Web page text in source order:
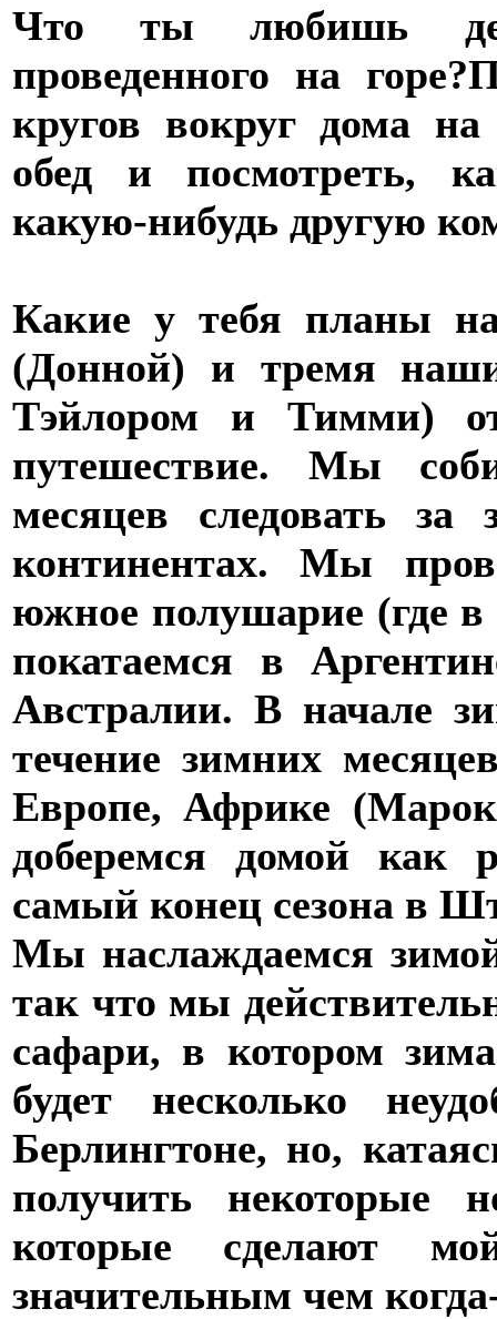
Что ты любишь
проведенного на горе?
кругов вокруг дома
обед и посмотреть,
какую-нибудь другую
Какие у тебя планы на
(Донной) и тремя
Тэйлором и Тимми)
путешествие. Мы
месяцев следовать
континентах. Мы
южное полушарие (где в
покатаемся в
Австралии. В начале
течение зимних
Европе, Африке
доберемся домой как
самый конец сезона в
Мы наслаждаемся
так что мы
сафари, в котором
будет несколько
Берлингтоне, но,
получить некоторые
которые сделают
значительным чем